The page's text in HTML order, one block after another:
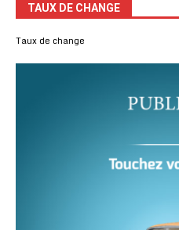
TAUX DE CHANGE
Taux de change